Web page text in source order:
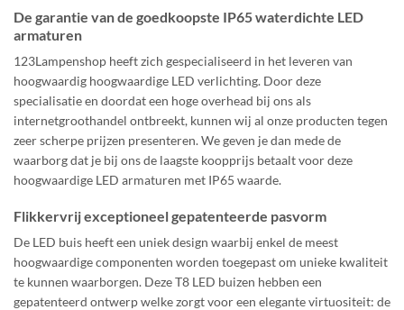
De garantie van de goedkoopste IP65 waterdichte LED
armaturen
123Lampenshop heeft zich gespecialiseerd in het leveren van
hoogwaardig hoogwaardige LED verlichting. Door deze
specialisatie en doordat een hoge overhead bij ons als
internetgroothandel ontbreekt, kunnen wij al onze producten tegen
zeer scherpe prijzen presenteren. We geven je dan mede de
waarborg dat je bij ons de laagste koopprijs betaalt voor deze
hoogwaardige LED armaturen met IP65 waarde.
Flikkervrij exceptioneel gepatenteerde pasvorm
De LED buis heeft een uniek design waarbij enkel de meest
hoogwaardige componenten worden toegepast om unieke kwaliteit
te kunnen waarborgen. Deze T8 LED buizen hebben een
gepatenteerd ontwerp welke zorgt voor een elegante virtuositeit: de